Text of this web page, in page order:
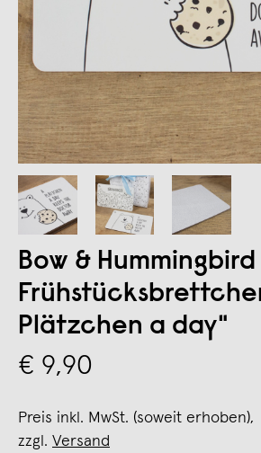
Bow & Hummingbird
Plätzchen a day"
€ 9,90
Preis inkl. MwSt. (soweit erhoben),
zzgl. Versand